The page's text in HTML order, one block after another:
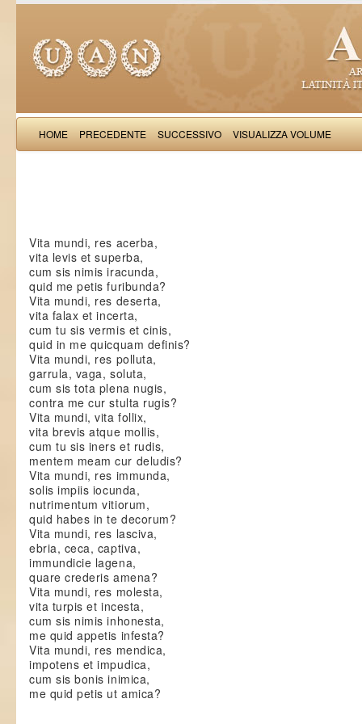
HOME PRECEDENTE SUCCESSIVO VISUALIZZA VOLUME
Vita mundi, res acerba,
vita levis et superba,
cum sis nimis iracunda,
quid me petis furibunda?
Vita mundi, res deserta,
vita falax et incerta,
cum tu sis vermis et cinis,
quid in me quicquam definis?
Vita mundi, res polluta,
garrula, vaga, soluta,
cum sis tota plena nugis,
contra me cur stulta rugis?
Vita mundi, vita follix,
vita brevis atque mollis,
cum tu sis iners et rudis,
mentem meam cur deludis?
Vita mundi, res immunda,
solis impiis iocunda,
nutrimentum vitiorum,
quid habes in te decorum?
Vita mundi, res lasciva,
ebria, ceca, captiva,
immundicie lagena,
quare crederis amena?
Vita mundi, res molesta,
vita turpis et incesta,
cum sis nimis inhonesta,
me quid appetis infesta?
Vita mundi, res mendica,
impotens et impudica,
cum sis bonis inimica,
me quid petis ut amica?